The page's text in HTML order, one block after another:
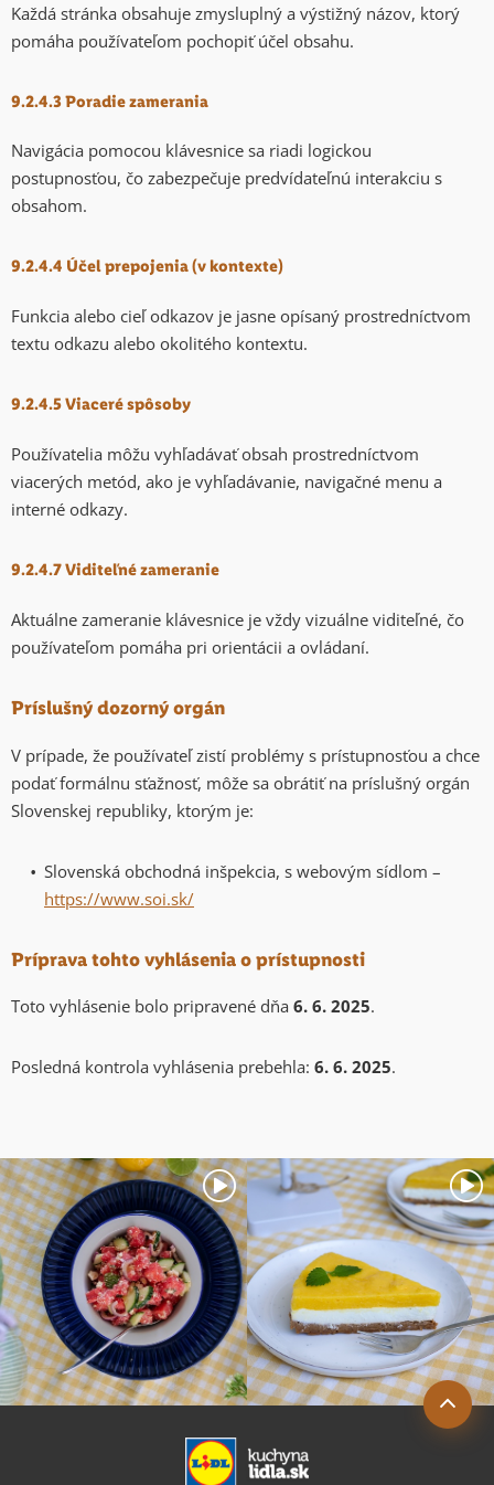
Každá stránka obsahuje zmysluplný a výstižný názov, ktorý
pomáha používateľom pochopiť účel obsahu.
9.2.4.3 Poradie zamerania
Navigácia pomocou klávesnice sa riadi logickou
postupnosťou, čo zabezpečuje predvídateľnú interakciu s
obsahom.
9.2.4.4 Účel prepojenia (v kontexte)
Funkcia alebo cieľ odkazov je jasne opísaný prostredníctvom
textu odkazu alebo okolitého kontextu.
9.2.4.5 Viaceré spôsoby
Používatelia môžu vyhľadávať obsah prostredníctvom
viacerých metód, ako je vyhľadávanie, navigačné menu a
interné odkazy.
9.2.4.7 Viditeľné zameranie
Aktuálne zameranie klávesnice je vždy vizuálne viditeľné, čo
používateľom pomáha pri orientácii a ovládaní.
Príslušný dozorný orgán
V prípade, že používateľ zistí problémy s prístupnosťou a chce
podať formálnu sťažnosť, môže sa obrátiť na príslušný orgán
Slovenskej republiky, ktorým je:
Slovenská obchodná inšpekcia, s webovým sídlom –
https://www.soi.sk/
Príprava tohto vyhlásenia o prístupnosti
Toto vyhlásenie bolo pripravené dňa 6. 6. 2025.
Posledná kontrola vyhlásenia prebehla: 6. 6. 2025.